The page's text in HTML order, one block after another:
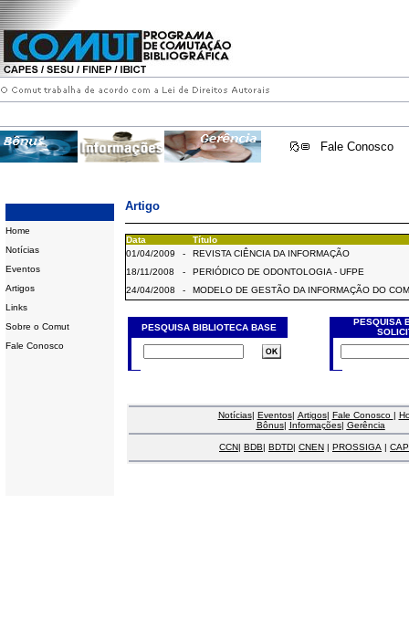
Fale Conosco
Home
Notícias
Eventos
Artigos
Links
Sobre o Comut
Fale Conosco
Artigo
Data
Título
01/04/2009
-
REVISTA CIÊNCIA DA INFORMAÇÃO
18/11/2008
-
PERIÓDICO DE ODONTOLOGIA - UFPE
24/04/2008
- MODELO DE GESTÃO DA INFORMAÇÃO DO
PESQUISA BIBLIOTECA BASE
PESQUISA
Notícias| Eventos| Artigos| Fale Conosco |
Bônus| Informações| Gerência
CCN| BDB| BDTD| CNEN | PROSSIGA |